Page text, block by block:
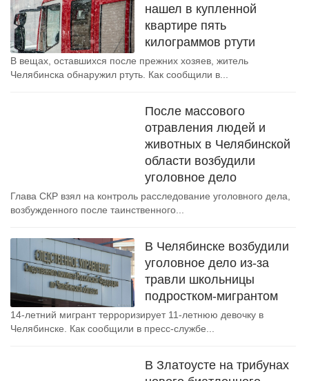
нашел в купленной
квартире пять
килограммов ртути
В вещах, оставшихся после прежних хозяев, житель
Челябинска обнаружил ртуть. Как сообщили в...
После массового
отравления людей и
животных в Челябинской
области возбудили
уголовное дело
Глава СКР взял на контроль расследование уголовного дела,
возбужденного после таинственного...
В Челябинске возбудили
уголовное дело из-за
травли школьницы
подростком-мигрантом
14-летний мигрант терроризирует 11-летнюю девочку в
Челябинске. Как сообщили в пресс-службе...
В Златоусте на трибунах